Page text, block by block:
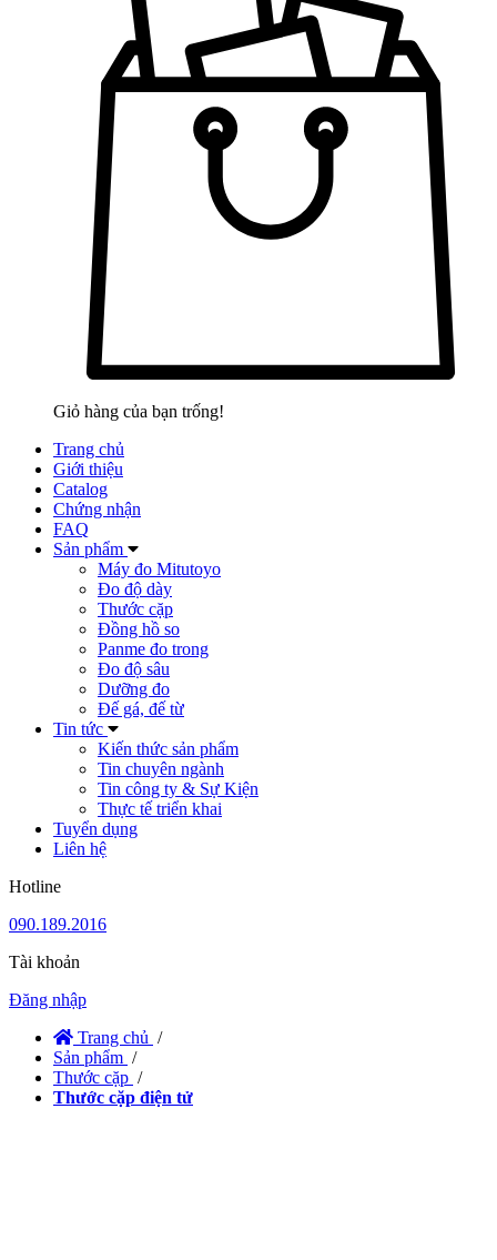
Giỏ hàng của bạn trống!
Trang chủ
Giới thiệu
Catalog
Chứng nhận
FAQ
Sản phẩm
Máy đo Mitutoyo
Đo độ dày
Thước cặp
Đồng hồ so
Panme đo trong
Đo độ sâu
Dưỡng đo
Đế gá, đế từ
Tin tức
Kiến thức sản phẩm
Tin chuyên ngành
Tin công ty & Sự Kiện
Thực tế triển khai
Tuyển dụng
Liên hệ
Hotline
090.189.2016
Tài khoản
Đăng nhập
Trang chủ /
Sản phẩm /
Thước cặp /
Thước cặp điện tử